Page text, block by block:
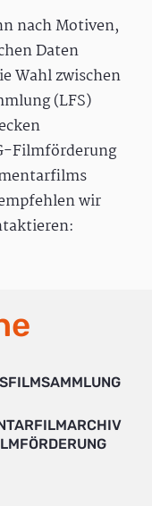
nach Motiven,
Daten
Wahl zwischen
(LFS)
Filmförderung
wir